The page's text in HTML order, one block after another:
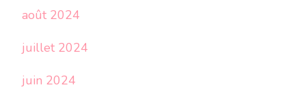
août 2024
juillet 2024
juin 2024